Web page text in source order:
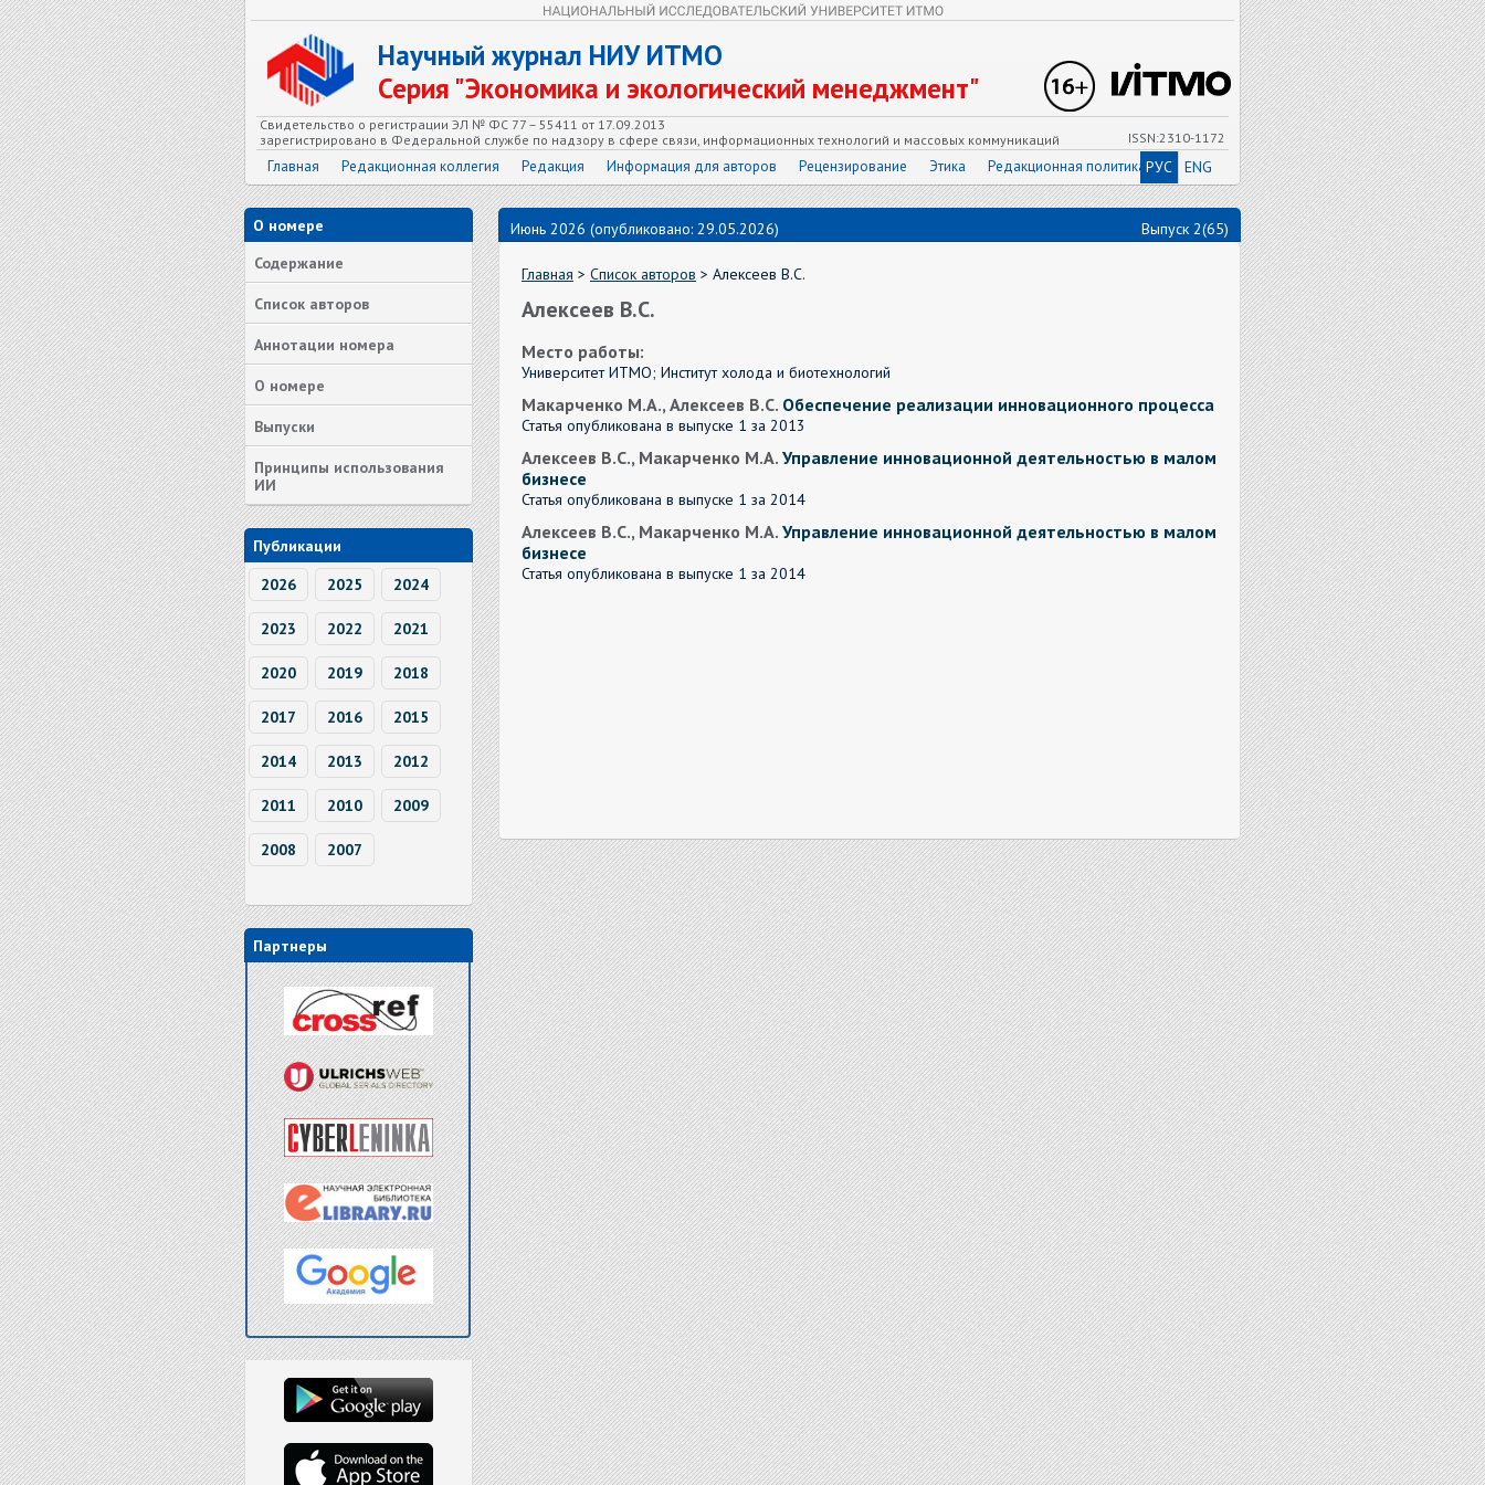
Научный журнал НИУ ИТМО
Серия "Экономика и экологический менеджмент"
Свидетельство о регистрации ЭЛ № ФС 77 – 55411 от 17.09.2013
зарегистрировано в Федеральной службе по надзору в сфере связи, информационных технологий и массовых коммуникаций
ISSN:2310-1172
Главная Редакционная коллегия Редакция Информация для авторов Рецензирование Этика Редакционная политика РУС ENG
О номере
Содержание
Список авторов
Аннотации номера
О номере
Выпуски
Принципы использования
ИИ
Публикации
2026
2025 2024
2023 2022 2021
2020 2019 2018
2017 2016 2015
2014 2013 2012
2011 2010 2009
2008 2007
Партнеры
Июнь 2026 (опубликовано: 29.05.2026) Выпуск 2(65)
Главная > Список авторов > Алексеев В.С.
Алексеев В.С.
Место работы:
Университет ИТМО; Институт холода и биотехнологий
Макарченко М.А., Алексеев В.С. Обеспечение реализации инновационного процесса
Статья опубликована в выпуске 1 за 2013
Алексеев В.С., Макарченко М.А. Управление инновационной деятельностью в малом
бизнесе
Статья опубликована в выпуске 1 за 2014
Алексеев В.С., Макарченко М.А. Управление инновационной деятельностью в малом
бизнесе
Статья опубликована в выпуске 1 за 2014